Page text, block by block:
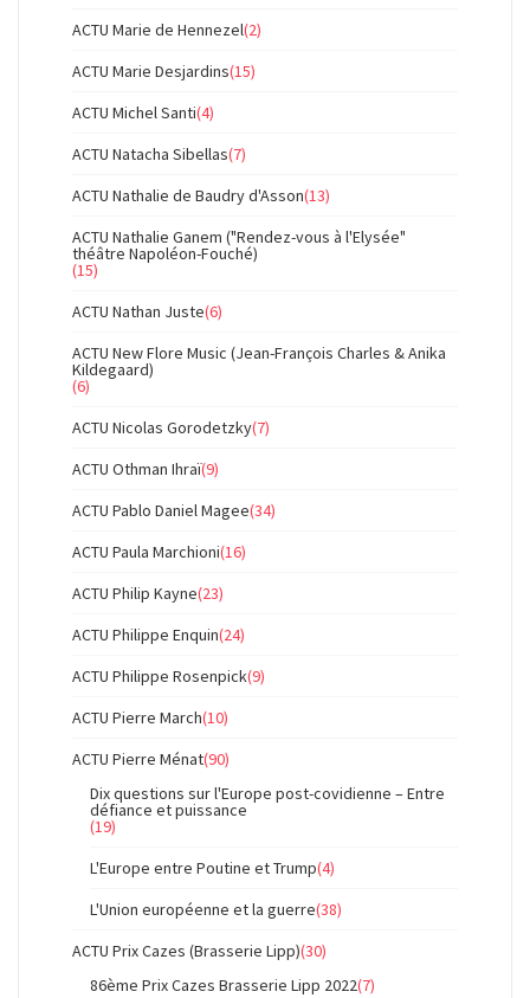
ACTU Marie de Hennezel(2)
ACTU Marie Desjardins(15)
ACTU Michel Santi(4)
ACTU Natacha Sibellas(7)
ACTU Nathalie de Baudry d'Asson(13)
ACTU Nathalie Ganem ("Rendez-vous à l'Elysée"
théâtre Napoléon-Fouché)
(15)
ACTU Nathan Juste(6)
ACTU New Flore Music (Jean-François Charles & Anika
Kildegaard)
(6)
ACTU Nicolas Gorodetzky(7)
ACTU Othman Ihraï(9)
ACTU Pablo Daniel Magee(34)
ACTU Paula Marchioni(16)
ACTU Philip Kayne(23)
ACTU Philippe Enquin(24)
ACTU Philippe Rosenpick(9)
ACTU Pierre March(10)
ACTU Pierre Ménat(90)
Dix questions sur l'Europe post-covidienne – Entre
défiance et puissance
(19)
L'Europe entre Poutine et Trump(4)
L'Union européenne et la guerre(38)
ACTU Prix Cazes (Brasserie Lipp)(30)
86ème Prix Cazes Brasserie Lipp 2022(7)